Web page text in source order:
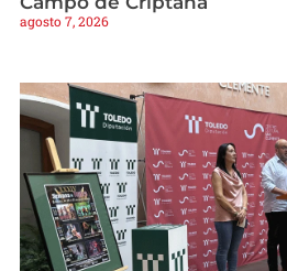
agosto 7, 2026